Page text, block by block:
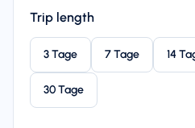
Trip length
3 Tage 7 Tage 14
30 Tage